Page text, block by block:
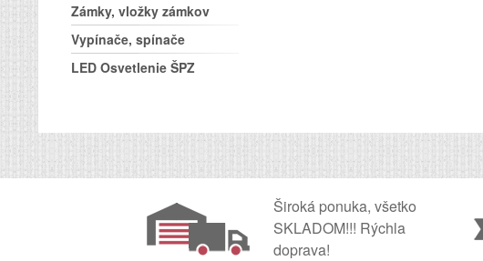
Zámky, vložky zámkov
Vypínače, spínače
LED Osvetlenie ŠPZ
Široká ponuka, všetko
SKLADOM!!! Rýchla
doprava!